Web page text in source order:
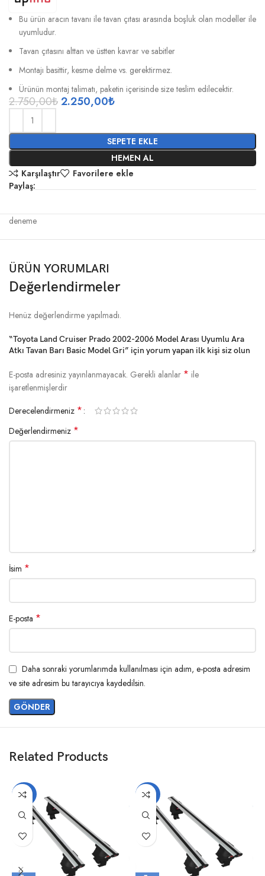
Bu ürün aracın tavanı ile tavan çıtası arasında boşluk olan modeller ile
uyumludur.
Tavan çıtasını alttan ve üstten kavrar ve sabitler
Montajı basittir, kesme delme vs. gerektirmez.
Ürünün montaj talimatı, paketin içerisinde size teslim edilecektir.
2.750,00₺2.250,00₺
SEPETE EKLE
HEMEN AL
Karşılaştır
Favorilere ekle
Paylaş:
deneme
ÜRÜN YORUMLARI
Değerlendirmeler
Henüz değerlendirme yapılmadı.
“Toyota Land Cruiser Prado 2002-2006 Model Arası Uyumlu Ara
Atkı Tavan Barı Basic Model Gri” için yorum yapan ilk kişi siz olun
E-posta adresiniz yayınlanmayacak. Gerekli alanlar * ile
işaretlenmişlerdir
Derecelendirmeniz *
Değerlendirmeniz *
İsim *
E-posta *
Daha sonraki yorumlarımda kullanılması için adım, e-posta adresim
ve site adresim bu tarayıcıya kaydedilsin.
Related Products
-20% -20%